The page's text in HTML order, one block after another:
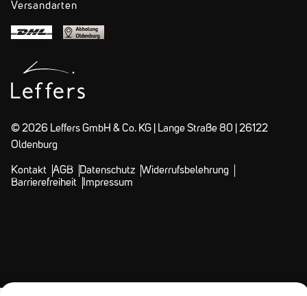
Versandarten
© 2026 Leffers GmbH & Co. KG | Lange Straße 80 | 26122
Oldenburg
Kontakt AGB Datenschutz Widerrufsbelehrung
Barrierefreiheit
Impressum